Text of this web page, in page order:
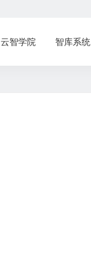
云智学院 智库系统